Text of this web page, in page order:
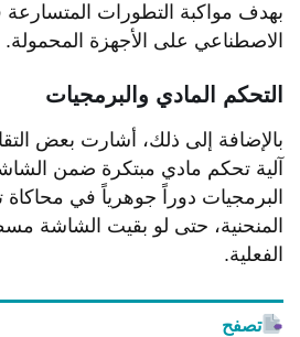
بهدف مواكبة التطورات المتسارعة
الاصطناعي على الأجهزة المحمولة.
التحكم المادي والبرمجيات
بالإضافة إلى ذلك، أشارت بعض
آلية تحكم مادي مبتكرة ضمن
البرمجيات دوراً جوهرياً في
المنحنية، حتى لو بقيت الشاشة
الفعلية.
تصفح